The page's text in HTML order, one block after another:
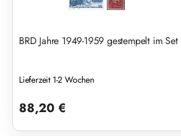
BRD Jahre 1949-1959 gestempelt im Set
Lieferzeit 1-2 Wochen
88,20 €